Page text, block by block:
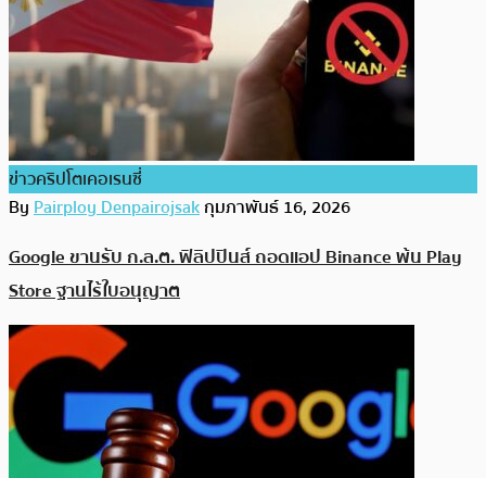
ข่าวคริปโตเคอเรนซี่
ByPairploy Denpairojsakกุมภาพันธ์ 16, 2026
Google ขานรับ ก.ล.ต. ฟิลิปปินส์ ถอดแอป Binance พ้น Play
Store ฐานไร้ใบอนุญาต